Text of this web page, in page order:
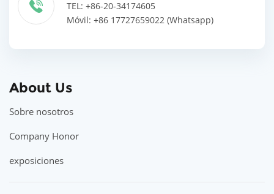
TEL: +86-20-34174605
Móvil: +86 17727659022 (Whatsapp)
About Us
Sobre nosotros
Company Honor
exposiciones